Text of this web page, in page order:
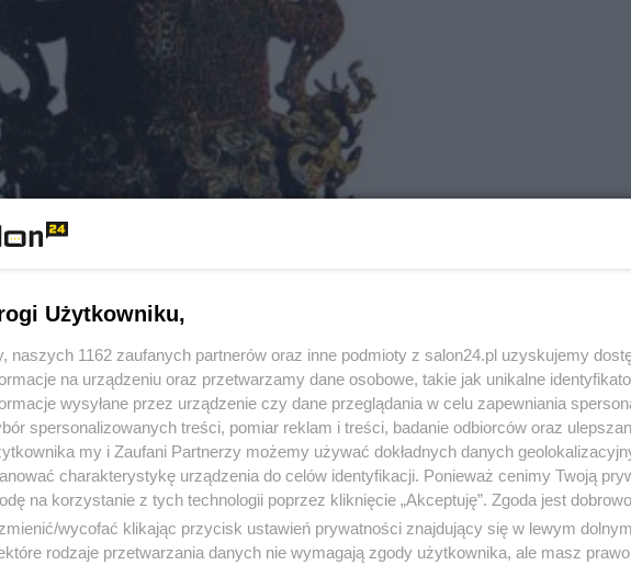
POPRZEDNIE 2 z 11
Użytkowniku,
naszych 1162 zaufanych partnerów oraz inne podmioty z salon24.pl uzyskujemy
na urządzeniu oraz przetwarzamy dane osobowe, takie jak unikalne
wysyłane przez urządzenie czy dane przeglądania w celu zapewniania
spersonalizowanych treści, pomiar reklam i treści, badanie odbiorców oraz
my i Zaufani Partnerzy możemy używać dokładnych danych
charakterystykę urządzenia do celów identyfikacji. Ponieważ cenimy Twoją
na korzystanie z tych technologii poprzez kliknięcie „Akceptuję”. Zgoda jest
wycofać klikając przycisk ustawień prywatności znajdujący się w lewym
rodzaje przetwarzania danych nie wymagają zgody użytkownika, ale masz